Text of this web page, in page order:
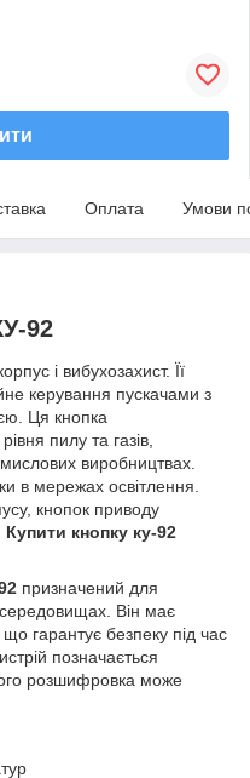
Оплата Умови
92
і вибухозахист. Її
керування пускачами з
Ця кнопка
пилу та газів,
виробництвах.
в мережах освітлення.
кнопок приводу
Купити кнопку ку-92
призначений для
Він має
що гарантує безпеку під час
позначається
розшифровка може